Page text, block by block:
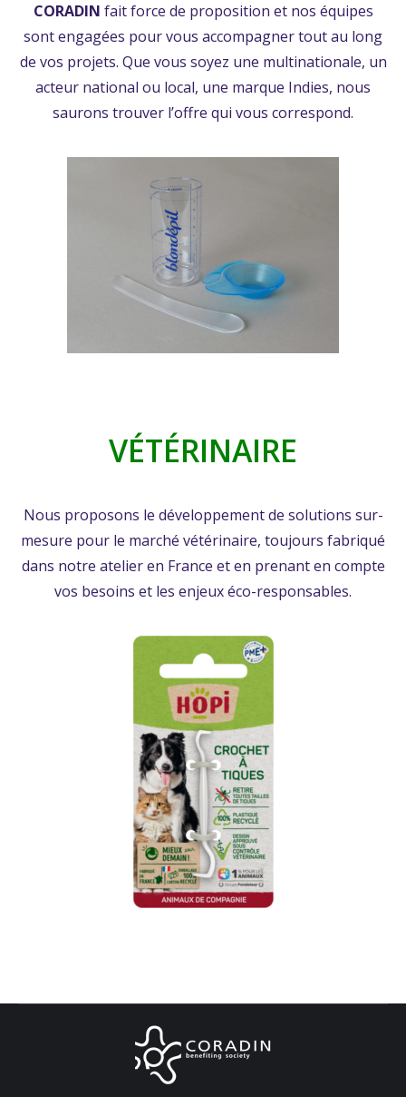
CORADIN fait force de proposition et nos équipes
sont engagées pour vous accompagner tout au long
de vos projets. Que vous soyez une multinationale, un
acteur national ou local, une marque Indies, nous
saurons trouver l’offre qui vous correspond.
VÉTÉRINAIRE
Nous proposons le développement de solutions sur-
mesure pour le marché vétérinaire, toujours fabriqué
dans notre atelier en France et en prenant en compte
vos besoins et les enjeux éco-responsables.